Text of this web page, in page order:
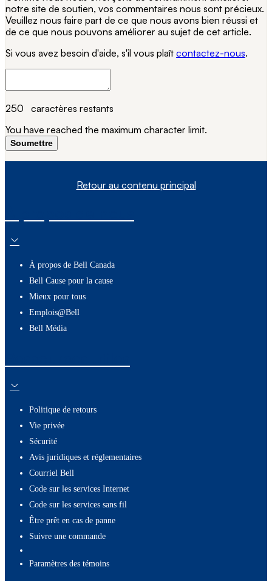
notre site de soutien, vos commentaires nous sont précieux.
Veuillez nous faire part de ce que nous avons bien réussi et
de ce que nous pouvons améliorer au sujet de cet article.
Si vous avez besoin d'aide, s'il vous plaît contactez-nous.
250 caractères restants
You have reached the maximum character limit.
Soumettre
Retour au contenu principal
À propos de Bell Canada
Bell Cause pour la cause
Mieux pour tous
Emplois@Bell
Bell Média
Politique de retours
Vie privée
Sécurité
Avis juridiques et réglementaires
Courriel Bell
Code sur les services Internet
Code sur les services sans fil
Être prêt en cas de panne
Suivre une commande
paramètres des témoins